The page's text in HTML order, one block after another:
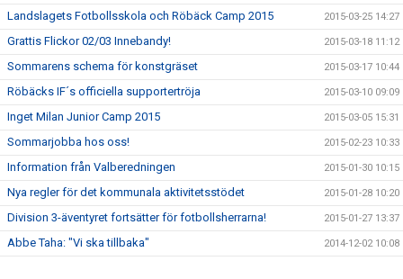
Landslagets Fotbollsskola och Röbäck Camp 2015 2015-03-25 14:27
Grattis Flickor 02/03 Innebandy! 2015-03-18 11:12
Sommarens schema för konstgräset 2015-03-17 10:44
Röbäcks IF´s officiella supportertröja 2015-03-10 09:09
Inget Milan Junior Camp 2015 2015-03-05 15:31
Sommarjobba hos oss! 2015-02-23 10:33
Information från Valberedningen 2015-01-30 10:15
Nya regler för det kommunala aktivitetsstödet 2015-01-28 10:20
Division 3-äventyret fortsätter för fotbollsherrarna! 2015-01-27 13:37
Abbe Taha: "Vi ska tillbaka" 2014-12-02 10:08